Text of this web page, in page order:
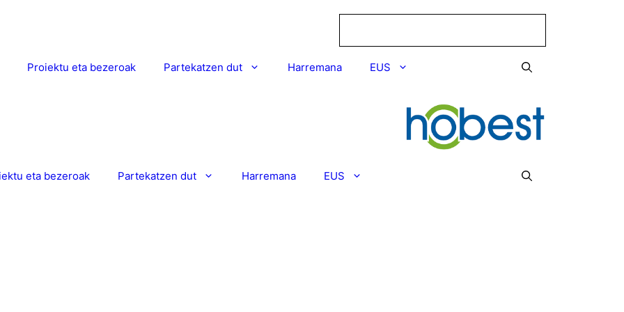
Proiektu eta bezeroak Partekatzen dut Harremana EUS
eta bezeroak Partekatzen dut Harremana EUS